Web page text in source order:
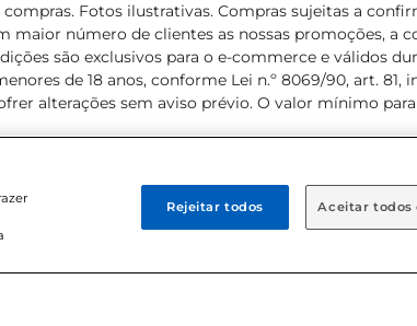
Fotos ilustrativas. Compras sujeitas a
maior número de clientes as nossas promoções, a
são exclusivos para o e-commerce e válidos
de 18 anos, conforme Lei n.º 8069/90, art. 81,
alterações sem aviso prévio. O valor mínimo
Rejeitar todos Aceitar todos